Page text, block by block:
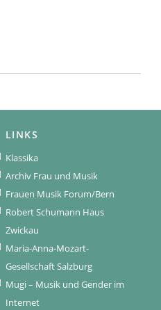
LINKS
Klassika
Archiv Frau und Musik
Frauen Musik Forum/Bern
Robert Schumann Haus
Zwickau
Maria-Anna-Mozart-
Gesellschaft Salzburg
Mugi – Musik und Gender im
Internet